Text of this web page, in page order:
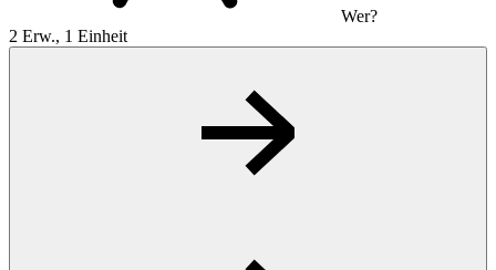
Wer?
2 Erw., 1 Einheit